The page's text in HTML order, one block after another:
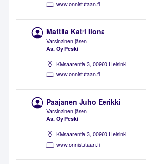
www.onnistutaan.fi
Mattila Katri Ilona
Varsinainen jäsen
As. Oy Peski
Kivisaarentie 3, 00960 Helsinki
www.onnistutaan.fi
Paajanen Juho Eerikki
Varsinainen jäsen
As. Oy Peski
Kivisaarentie 3, 00960 Helsinki
www.onnistutaan.fi